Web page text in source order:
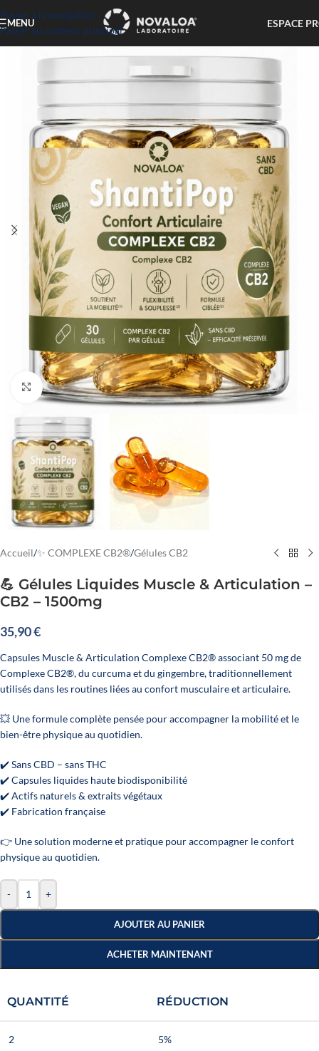
Passer à la navigation
Passer au contenu principal
MENU ESPACE
Cliquez pour agrandir
Accueil/✨ COMPLEXE CB2®/Gélules CB2
💪 Gélules Liquides Muscle & Articulation –
CB2 – 1500mg
35,90€
Capsules Muscle & Articulation Complexe CB2® associant 50 mg de
Complexe CB2®, du curcuma et du gingembre, traditionnellement
utilisés dans les routines liées au confort musculaire et articulaire.
💥 Une formule complète pensée pour accompagner la mobilité et le
bien-être physique au quotidien.
✔️ Sans CBD – sans THC
✔️ Capsules liquides haute biodisponibilité
✔️ Actifs naturels & extraits végétaux
✔️ Fabrication française
👉 Une solution moderne et pratique pour accompagner le confort
physique au quotidien.
- +
AJOUTER AU PANIER
ACHETER MAINTENANT
QUANTITÉ RÉDUCTION
2 5%